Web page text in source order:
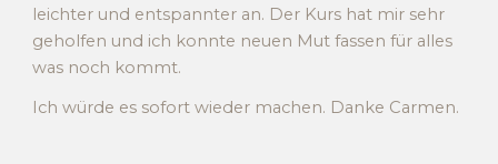
leichter und entspannter an. Der Kurs hat mir sehr
geholfen und ich konnte neuen Mut fassen für alles
was noch kommt.
Ich würde es sofort wieder machen. Danke Carmen.